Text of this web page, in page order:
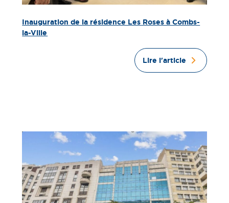
Inauguration de la résidence Les Roses à Combs-
la-Ville
Lire l'article